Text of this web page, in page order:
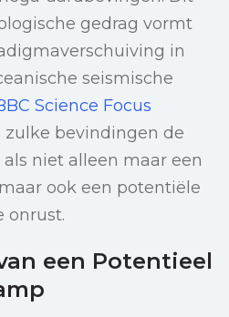
gedrag vormt
in
seismische
Science Focus
zulke bevindingen de
niet alleen maar een
ook een potentiële
onrust.
een Potentieel